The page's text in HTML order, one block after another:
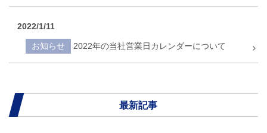
2022/1/11
お知らせ 2022年の当社営業日カレンダーについて
最新記事